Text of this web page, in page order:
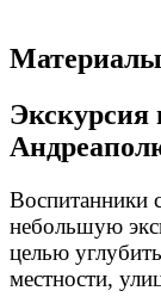
Материалы
Экскурсия
Воспитанники
небольшую
целью
местности,